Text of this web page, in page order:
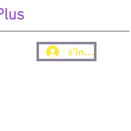
s'inscrire